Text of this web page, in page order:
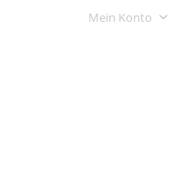
Mein Konto